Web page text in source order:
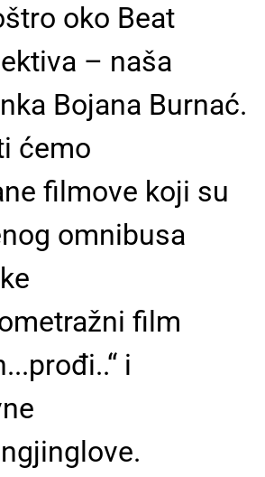
oko Beat
– naša
Bojana Burnać.
ćemo
filmove koji su
omnibusa
film
i